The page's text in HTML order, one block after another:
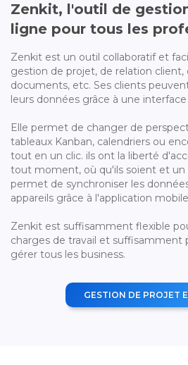
Zenkit, l'outil de
ligne pour tous les
Zenkit est un outil collaboratif et
gestion de projet, de relation client,
documents, etc. Ses clients
leurs données grâce à une
Elle permet de changer de
tableaux Kanban, calendriers ou
tout en un clic. ils ont la liberté
tout moment, où qu'ils soient et un
permet de synchroniser les
appareils grâce à l'application
Zenkit est suffisamment flexible
charges de travail et suffisamment
gérer tous les business.
GESTION DE PROJET